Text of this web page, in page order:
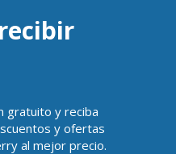
gratuito y reciba
y ofertas
al mejor precio.